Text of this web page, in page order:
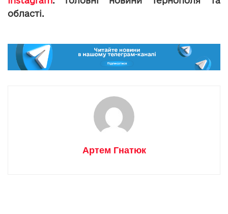
області.
Артем Гнатюк